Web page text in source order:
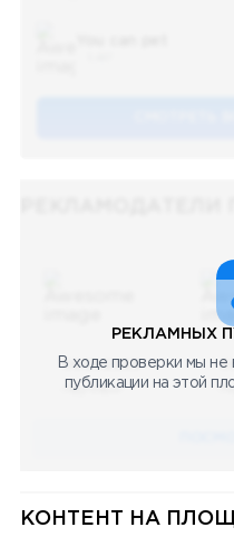
08.05.2023
Научный
РЕКЛАМНЫХ
В ходе проверки мы не
публикации на этой
КОНТЕНТ НА